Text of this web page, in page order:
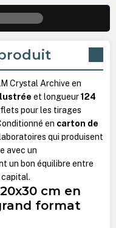
Crystal Archive en
lustrée et longueur124
pour les tirages
en carton de
qui produisent
avec un
un bon équilibre entre
cm en
format